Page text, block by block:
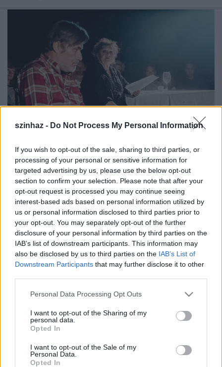
szinhaz - Do Not Process My Personal Information
If you wish to opt-out of the sale, sharing to third parties, or
processing of your personal or sensitive information for
targeted advertising by us, please use the below opt-out
section to confirm your selection. Please note that after your
opt-out request is processed you may continue seeing
interest-based ads based on personal information utilized by
us or personal information disclosed to third parties prior to
your opt-out. You may separately opt-out of the further
disclosure of your personal information by third parties on the
IAB’s list of downstream participants. This information may
also be disclosed by us to third parties on the IAB’s List of
Downstream Participants that may further disclose it to other
Please note that this website/app uses one or more Google
not limited to your visit or usage behaviour. You may click to
grant or deny consent to Google and its third-party tags to
use your data for below specified purposes in below Google
consent section.
Personal Data Processing Opt Outs
I want to opt-out of the Sharing of my
personal data.
Opted In
I want to opt-out of the Sale of my
Personal Data.
Opted In
Július 5-én indul a Zsámbéki Nyári
Színház
mtothorsi• 2020. június 26.
A frissen felújított Zichy-kastély sajátos
atmoszférájú, nyitott belső udvarán álló színpadra
tervezik idén az előadások java részét, de lesz
előadás egyes – gasztronómiához köthető -
produkciók esetében a város kedvelt éttermeinek